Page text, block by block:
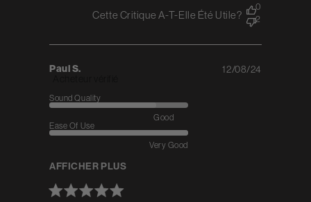
Cette Critique A-T-Elle Été Utile?
0
2
Paul S.
Sound Quality
Good
Ease Of Use
Very Good
AFFICHER PLUS
12/08/24